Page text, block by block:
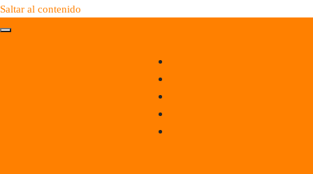
Saltar al contenido